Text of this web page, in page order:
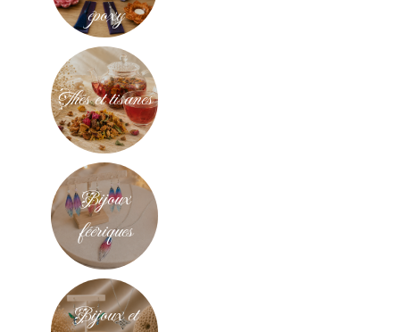
époxy
Thés et tisanes
Bijoux
féériques
Bijoux et